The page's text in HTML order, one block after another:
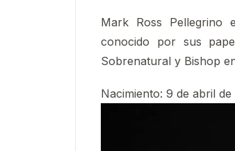
Mark Ross Pellegrino
conocido por sus
Sobrenatural y Bishop
Nacimiento: 9 de abril de